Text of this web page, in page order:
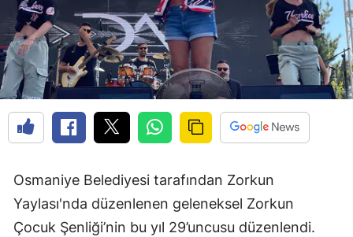
Osmaniye Belediyesi tarafından Zorkun
Yaylası'nda düzenlenen geleneksel Zorkun
Çocuk Şenliği’nin bu yıl 29’uncusu düzenlendi.